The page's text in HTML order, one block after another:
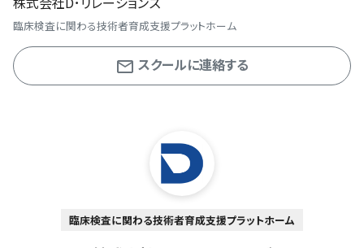
臨床検査に関わる技術者育成支援プラットホーム
スクールに連絡する
臨床検査に関わる技術者育成支援プラットホーム